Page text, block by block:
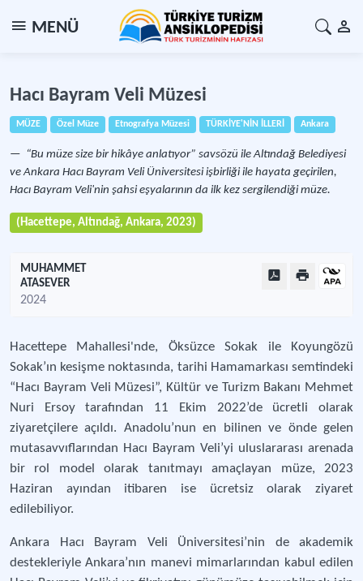
MENÜ
Hacı Bayram Veli Müzesi
MÜZE Özel Müze Etnografya Müzesi TÜRKİYE'NİN İLLERİ Ankara
“Bu müze size bir hikâye anlatıyor” savsözü ile Altındağ Belediyesi
ve Ankara Hacı Bayram Veli Üniversitesi işbirliği ile hayata geçirilen,
Hacı Bayram Veli'nin şahsi eşyalarının da ilk kez sergilendiği müze.
(Hacettepe, Altındağ, Ankara, 2023)
MUHAMMET
ATASEVER
2024
Hacettepe Mahallesi'nde, Öksüzce Sokak ile Koyungözü
Sokak’ın kesişme noktasında, tarihi Hamamarkası semtindeki
“Hacı Bayram Veli Müzesi”, Kültür ve Turizm Bakanı Mehmet
Nuri Ersoy tarafından 11 Ekim 2022’de ücretli olarak
ziyaretçilere açıldı. Anadolu’nun en bilinen ve önde gelen
mutasavvıflarından Hacı Bayram Veli’yi uluslararası arenada
bir rol model olarak tanıtmayı amaçlayan müze, 2023
Haziran ayından itibaren ise ücretsiz olarak ziyaret
edilebiliyor.
Ankara Hacı Bayram Veli Üniversitesi’nin de akademik
destekleriyle Ankara’nın manevi mimarlarından kabul edilen